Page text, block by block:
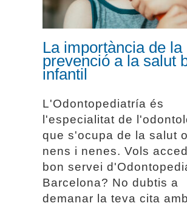
La importància de la
prevenció a la salut
infantil
L'Odontopediatría és
l'especialitat de
que s'ocupa de la salut
nens i nenes. Vols
bon servei
Barcelona? No dubtis a
demanar la teva cita amb